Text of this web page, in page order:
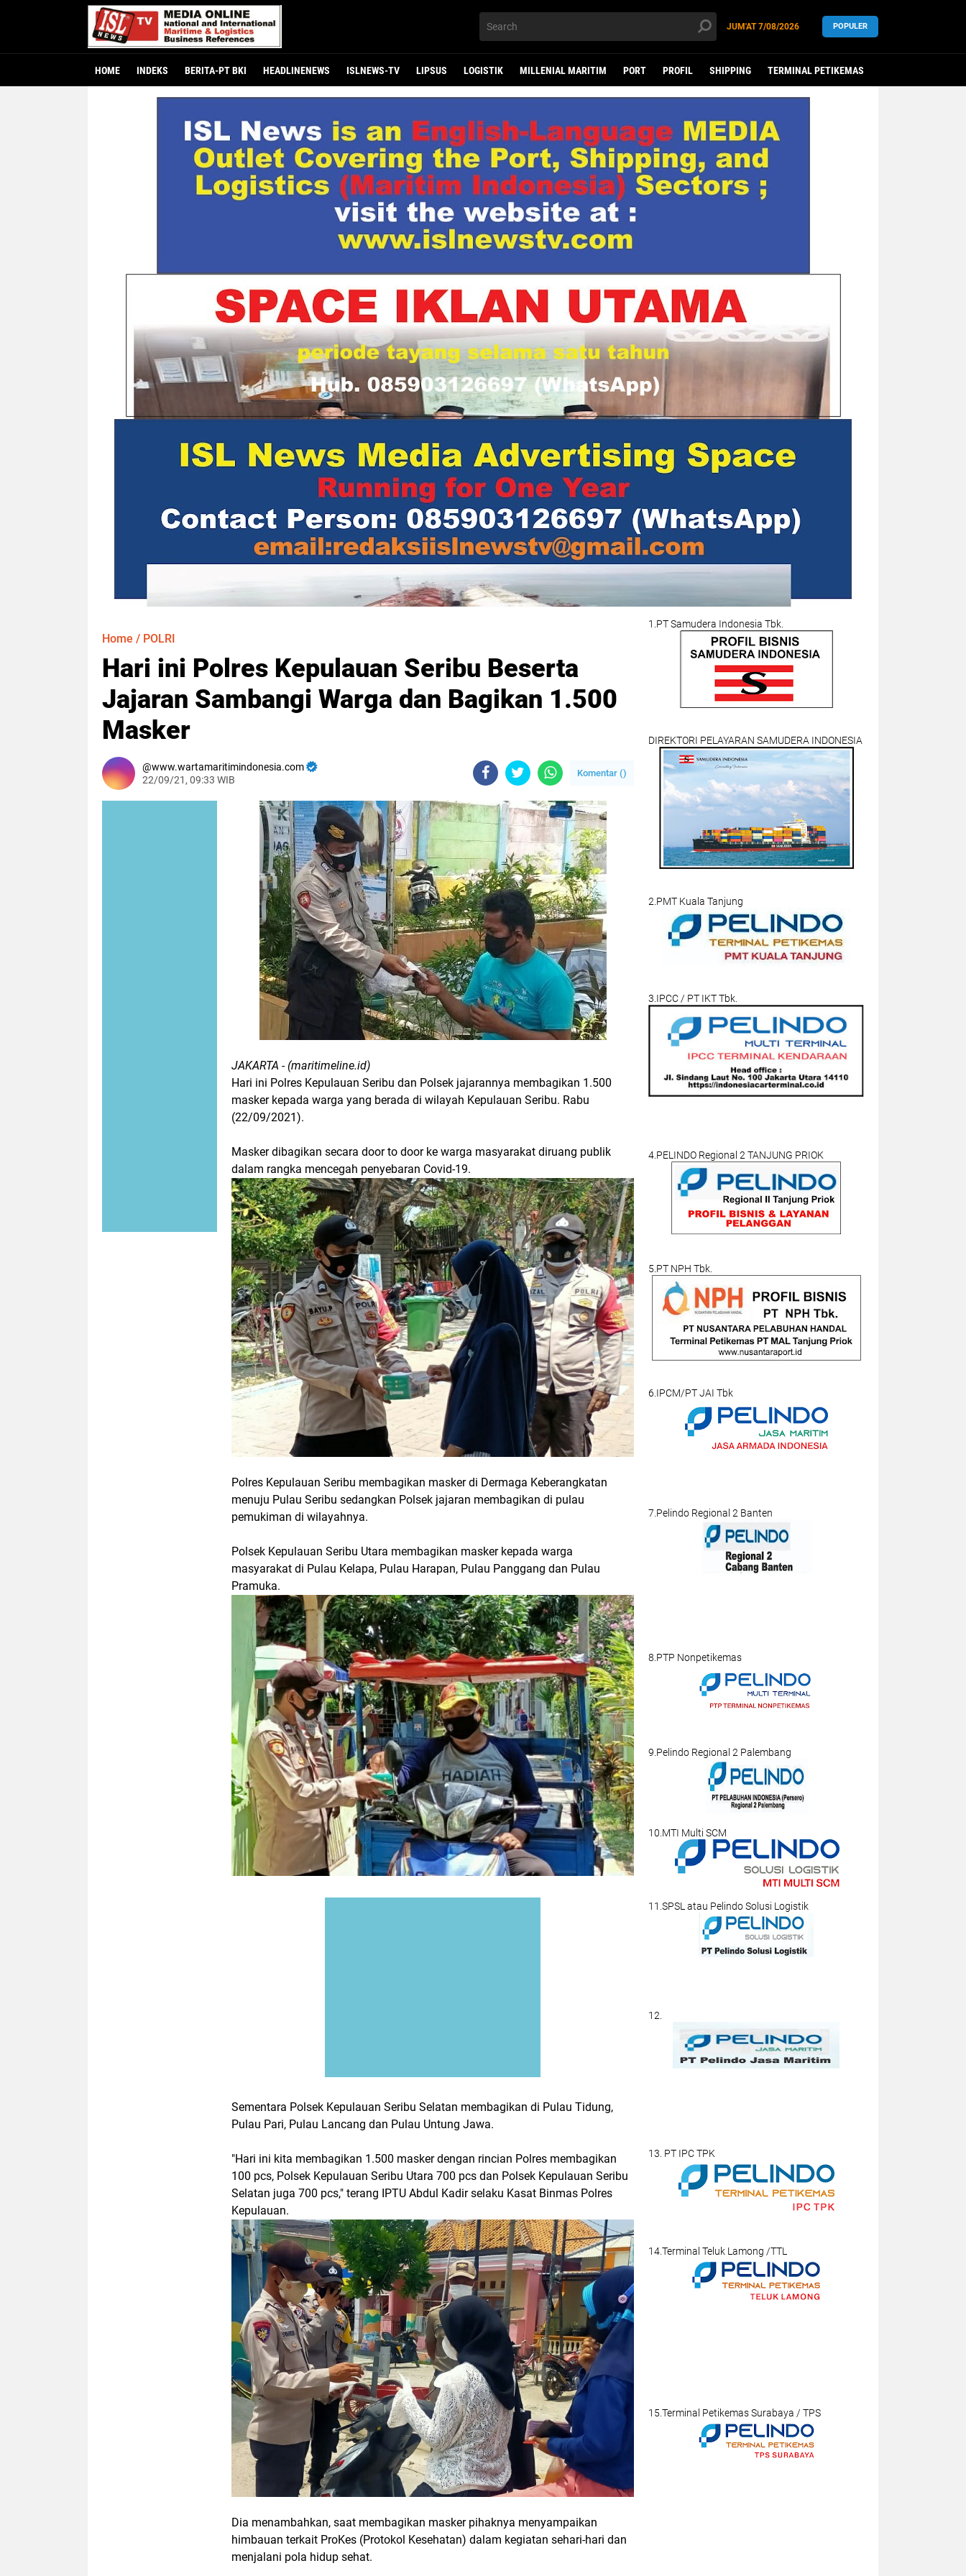
JUM'AT7/08/2026 POPULER
HOME INDEKS BERITA-PT BKI HEADLINENEWS ISLNEWS-TV LIPSUS LOGISTIK MILLENIAL MARITIM PORT PROFIL SHIPPING TERMINAL PETIKEMAS
Home / POLRI
Hari ini Polres Kepulauan Seribu Beserta
Jajaran Sambangi Warga dan Bagikan 1.500
Masker
www.wartamaritimindonesia.com
22/09/21, 09:33 WIB
Komentar ()
JAKARTA - (maritimeline.id)
Hari ini Polres Kepulauan Seribu dan Polsek jajarannya membagikan 1.500
masker kepada warga yang berada di wilayah Kepulauan Seribu. Rabu
(22/09/2021).
Masker dibagikan secara door to door ke warga masyarakat diruang publik
dalam rangka mencegah penyebaran Covid-19.
Polres Kepulauan Seribu membagikan masker di Dermaga Keberangkatan
menuju Pulau Seribu sedangkan Polsek jajaran membagikan di pulau
pemukiman di wilayahnya.
Polsek Kepulauan Seribu Utara membagikan masker kepada warga
masyarakat di Pulau Kelapa, Pulau Harapan, Pulau Panggang dan Pulau
Pramuka.
Sementara Polsek Kepulauan Seribu Selatan membagikan di Pulau Tidung,
Pulau Pari, Pulau Lancang dan Pulau Untung Jawa.
"Hari ini kita membagikan 1.500 masker dengan rincian Polres membagikan
100 pcs, Polsek Kepulauan Seribu Utara 700 pcs dan Polsek Kepulauan Seribu
Selatan juga 700 pcs," terang IPTU Abdul Kadir selaku Kasat Binmas Polres
Kepulauan.
Dia menambahkan, saat membagikan masker pihaknya menyampaikan
himbauan terkait ProKes (Protokol Kesehatan) dalam kegiatan sehari-hari dan
menjalani pola hidup sehat.
1.PT Samudera Indonesia Tbk.
DIREKTORI PELAYARAN SAMUDERA INDONESIA
2.PMT Kuala Tanjung
3.IPCC / PT IKT Tbk.
4.PELINDO Regional 2 TANJUNG PRIOK
5.PT NPH Tbk.
6.IPCM/PT JAI Tbk
7.Pelindo Regional 2 Banten
8.PTP Nonpetikemas
9.Pelindo Regional 2 Palembang
10.MTI Multi SCM
11.SPSL atau Pelindo Solusi Logistik
12.
13. PT IPC TPK
14.Terminal Teluk Lamong /TTL
15.Terminal Petikemas Surabaya / TPS